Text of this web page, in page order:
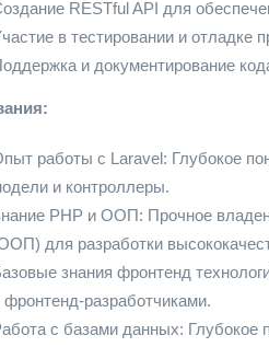
RESTful API для
в тестировании и отладке
и документирование
работы с Laravel: Глубокое
и контроллеры.
PHP и ООП: Прочное
для разработки
знания фронтенд
фронтенд-разработчиками.
с базами данных: Глубокое